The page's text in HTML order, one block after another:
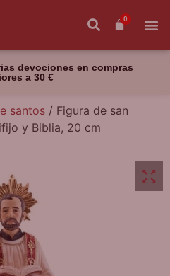
0
devociones en compras
a 30 €
santos / Figura de san
y Biblia, 20 cm